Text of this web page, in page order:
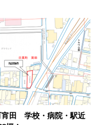
宵田 学校・病院・駅近